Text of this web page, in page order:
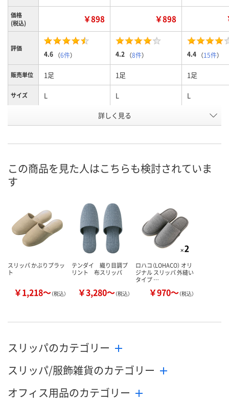
価格
(税込)
￥898 ￥898
評価
4.6 （6件） 4.2 （8件） 4.4 （15件）
販売単位 1足 1足 1足
サイズ L L L
ダークブラウン ネイビー
号
お届け日
カゴへ
数量
カゴへ
詳しく見る
この商品を見た人はこちらも検討されていま
す
スリッパ かぶりプラッ
ト
￥1,218～（税込）
テンダイ 織り目調プ
リント 布スリッパ
￥3,280～（税込）
ロハコ（LOHACO） オリ
ジナル スリッパ 外縫い
タイプ …
￥970～（税込）
スリッパのカテゴリー
スリッパ/服飾雑貨のカテゴリー
オフィス用品のカテゴリー